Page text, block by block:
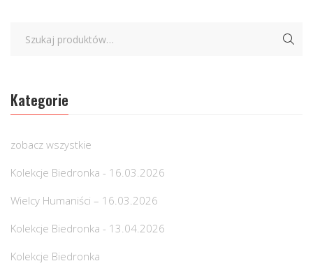
Kategorie
zobacz wszystkie
Kolekcje Biedronka - 16.03.2026
Wielcy Humaniści – 16.03.2026
Kolekcje Biedronka - 13.04.2026
Kolekcje Biedronka